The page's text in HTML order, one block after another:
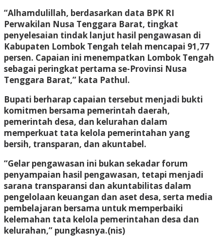
“Alhamdulillah, berdasarkan data BPK RI
Perwakilan Nusa Tenggara Barat, tingkat
penyelesaian tindak lanjut hasil pengawasan di
Kabupaten Lombok Tengah telah mencapai 91,77
persen. Capaian ini menempatkan Lombok Tengah
sebagai peringkat pertama se-Provinsi Nusa
Tenggara Barat,” kata Pathul.
Bupati berharap capaian tersebut menjadi bukti
komitmen bersama pemerintah daerah,
pemerintah desa, dan kelurahan dalam
memperkuat tata kelola pemerintahan yang
bersih, transparan, dan akuntabel.
“Gelar pengawasan ini bukan sekadar forum
penyampaian hasil pengawasan, tetapi menjadi
sarana transparansi dan akuntabilitas dalam
pengelolaan keuangan dan aset desa, serta media
pembelajaran bersama untuk memperbaiki
kelemahan tata kelola pemerintahan desa dan
kelurahan,” pungkasnya.(nis)